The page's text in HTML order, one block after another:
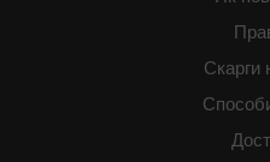
Скарги